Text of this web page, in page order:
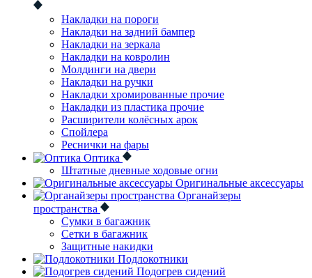
Накладки на пороги
Накладки на задний бампер
Накладки на зеркала
Накладки на ковролин
Молдинги на двери
Накладки на ручки
Накладки хромированные прочие
Накладки из пластика прочие
Расширители колёсных арок
Спойлера
Реснички на фары
Оптика
Штатные дневные ходовые огни
Оригинальные аксессуары
Органайзеры
пространства
Сумки в багажник
Сетки в багажник
Защитные накидки
Подлокотники
Подогрев сидений